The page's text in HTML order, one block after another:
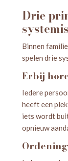
Drie
Binnen
spelen drie
Erbij
Iedere
heeft een
iets wordt
opnieuw
Ordening